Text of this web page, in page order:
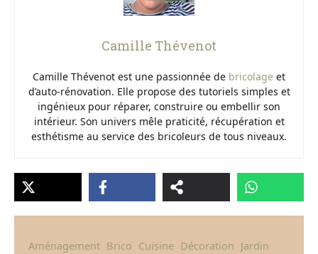
Camille Thévenot
Camille Thévenot est une passionnée de bricolage et
d’auto-rénovation. Elle propose des tutoriels simples et
ingénieux pour réparer, construire ou embellir son
intérieur. Son univers mêle praticité, récupération et
esthétisme au service des bricoleurs de tous niveaux.
Aménagement Brico Cuisine Décoration Jardin